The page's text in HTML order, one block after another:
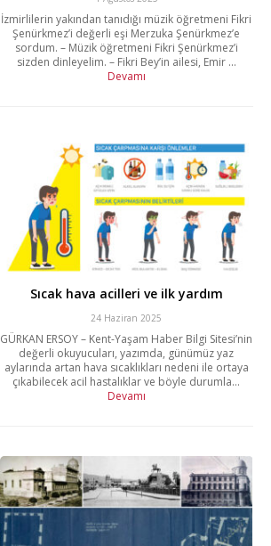
İzmirlilerin yakından tanıdığı müzik öğretmeni Fikri
Şenürkmez’i değerli eşi Merzuka Şenürkmez’e
sordum. – Müzik öğretmeni Fikri Şenürkmez’i
sizden dinleyelim. – Fikri Bey’in ailesi, Emir ...
Devamı
Sıcak hava acilleri ve ilk yardım
24 Haziran 2025
GÜRKAN ERSOY – Kent-Yaşam Haber Bilgi Sitesi’nin
değerli okuyucuları, yazımda, günümüz yaz
aylarında artan hava sıcaklıkları nedeni ile ortaya
çıkabilecek acil hastalıklar ve böyle durumla...
Devamı